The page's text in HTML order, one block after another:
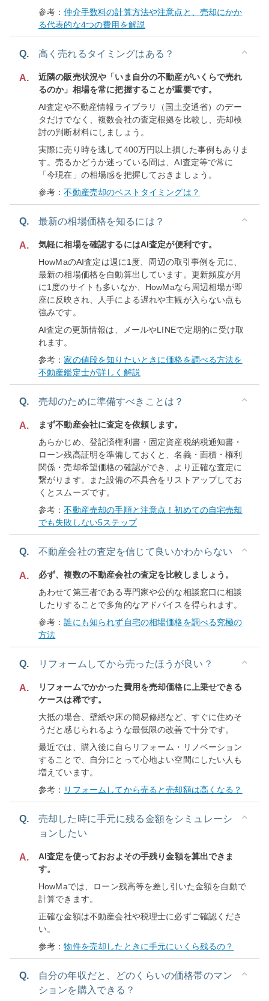
参考：仲介手数料の計算方法や注意点と、売却にかか
る代表的な4つの費用を解説
Q. 高く売れるタイミングはある？
A.
近隣の販売状況や「いま自分の不動産がいくらで売れ
るのか」相場を常に把握することが重要です。
AI査定や不動産情報ライブラリ（国土交通省）のデー
タだけでなく、複数会社の査定根拠を比較し、売却検
討の判断材料にしましょう。
実際に売り時を逃して400万円以上損した事例もありま
す。売るかどうか迷っている間は、AI査定等で常に
「今現在」の相場感を把握しておきましょう。
参考：不動産売却のベストタイミングは？
Q. 最新の相場価格を知るには？
A.
気軽に相場を確認するにはAI査定が便利です。
HowMaのAI査定は週に1度、周辺の取引事例を元に、
最新の相場価格を自動算出しています。更新頻度が月
に1度のサイトも多いなか、HowMaなら周辺相場が即
座に反映され、人手による遅れや主観が入らない点も
強みです。
AI査定の更新情報は、メールやLINEで定期的に受け取
れます。
参考：家の値段を知りたいときに価格を調べる方法を
不動産鑑定士が詳しく解説
Q. 売却のために準備すべきことは？
A.
まず不動産会社に査定を依頼します。
あらかじめ、登記済権利書・固定資産税納税通知書・
ローン残高証明を準備しておくと、名義・面積・権利
関係・売却希望価格の確認ができ、より正確な査定に
繋がります。また設備の不具合をリストアップしてお
くとスムーズです。
参考：不動産売却の手順と注意点！初めての自宅売却
でも失敗しない5ステップ
Q. 不動産会社の査定を信じて良いかわからない
A.
必ず、複数の不動産会社の査定を比較しましょう。
あわせて第三者である専門家や公的な相談窓口に相談
したりすることで多角的なアドバイスを得られます。
参考：誰にも知られず自宅の相場価格を調べる究極の
方法
Q. リフォームしてから売ったほうが良い？
A.
リフォームでかかった費用を売却価格に上乗せできる
ケースは稀です。
大抵の場合、壁紙や床の簡易修繕など、すぐに住めそ
うだと感じられるような最低限の改善で十分です。
最近では、購入後に自らリフォーム・リノベーション
することで、自分にとって心地よい空間にしたい人も
増えています。
参考： リフォームしてから売ると売却額は高くなる？
Q.
売却した時に手元に残る金額をシミュレーシ
ョンしたい
A.
AI査定を使っておおよその手残り金額を算出できま
す。
HowMaでは、ローン残高等を差し引いた金額を自動で
計算できます。
正確な金額は不動産会社や税理士に必ずご確認くださ
い。
参考：物件を売却したときに手元にいくら残るの？
Q.
自分の年収だと、どのくらいの価格帯のマン
ションを購入できる？